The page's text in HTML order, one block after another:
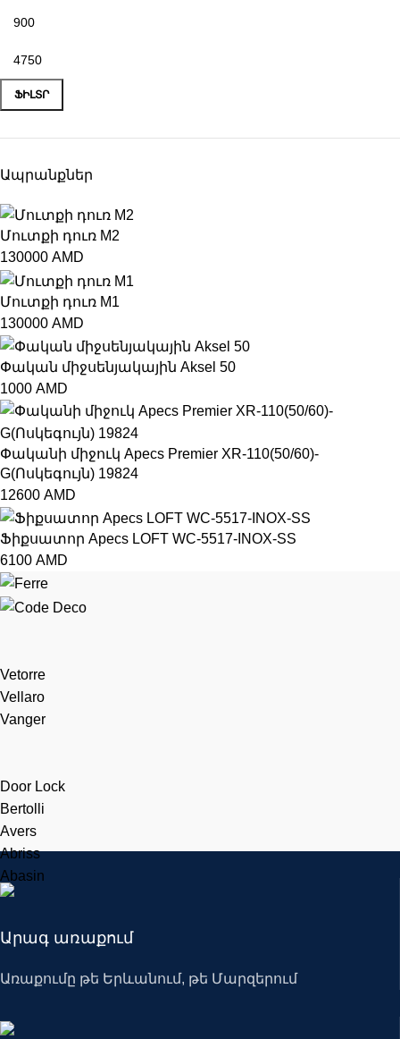
ՖԻԼՏՐ
Ապրանքներ
Մուտքի դուռ M2
130000 AMD
Մուտքի դուռ M1
130000 AMD
Փական միջսենյակային Aksel 50
1000 AMD
Փականի միջուկ Apecs Premier XR-110(50/60)-
G(Ոսկեգույն) 19824
12600 AMD
Ֆիքսատոր Apecs LOFT WC-5517-INOX-SS
6100 AMD
Vetorre
Vellaro
Vanger
Door Lock
Bertolli
Avers
Abriss
Abasin
Արագ առաքում
Առաքումը թե Երևանում, թե Մարզերում